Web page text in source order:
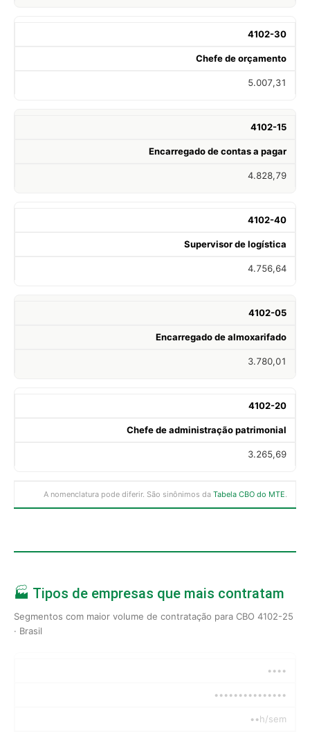
4102-30
Chefe de orçamento
5.007,31
4102-15
Encarregado de contas a pagar
4.828,79
4102-40
Supervisor de logística
4.756,64
4102-05
Encarregado de almoxarifado
3.780,01
4102-20
Chefe de administração patrimonial
3.265,69
A nomenclatura pode diferir. São sinônimos da Tabela CBO do MTE.
🏭 Tipos de empresas que mais contratam
Segmentos com maior volume de contratação para CBO 4102-25
· Brasil
••••
•••••••••••••••
••h/sem